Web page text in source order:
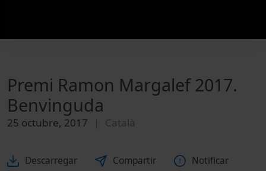
Premi Ramon Margalef 2017.
Benvinguda
25 octubre, 2017 Català
Descarregar Compartir Notificar